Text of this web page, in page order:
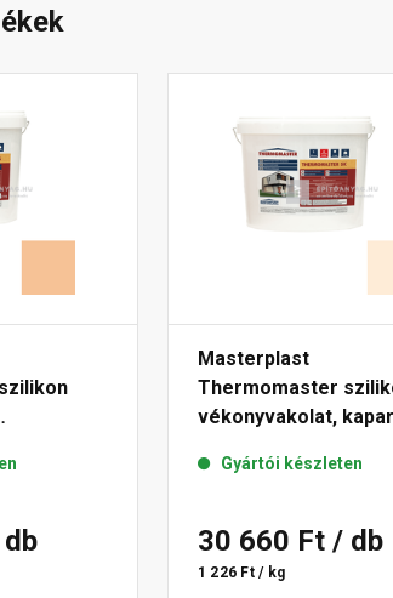
Masterplast
Thermomaster
vékonyvakolat,
Gyártói készleten
30 660 Ft / db
1 226 Ft / kg